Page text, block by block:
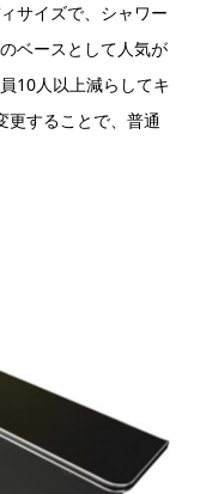
サイズで、シャワー
ベースとして人気が
10人以上減らしてキ
更することで、普通